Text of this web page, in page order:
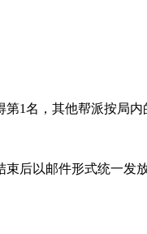
1名，其他帮派按局内
后以邮件形式统一发放